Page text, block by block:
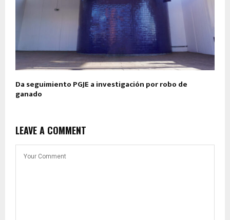
Da seguimiento PGJE a investigación por robo de
ganado
LEAVE A COMMENT